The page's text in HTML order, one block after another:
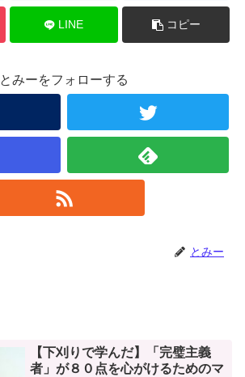
LINE コピー
とみーをフォローする
とみー
【下刈りで学んだ】「完璧主義
者」が８０点を心がけるためのマ